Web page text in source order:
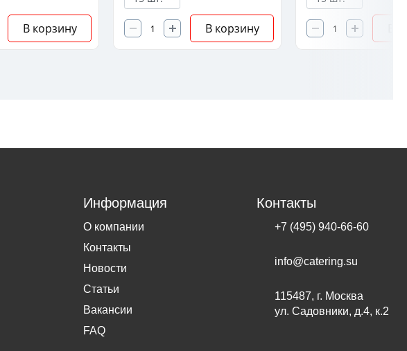
В корзину В корзину
Информация
О компании
Контакты
Новости
Статьи
Вакансии
FAQ
Контакты
+7 (495) 940-66-60
info@catering.su
115487, г. Москва
ул. Садовники, д.4, к.2